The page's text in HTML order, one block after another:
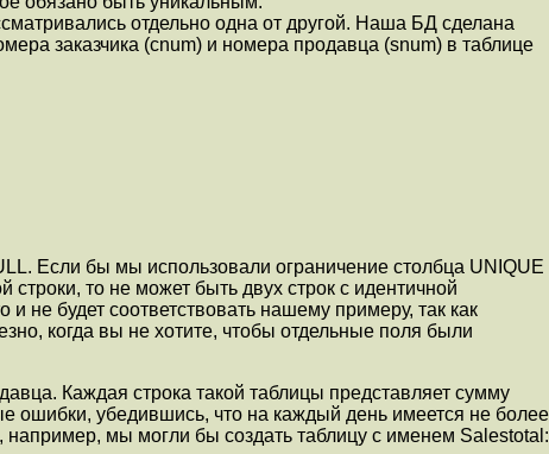
отдельно одна от другой. Наша БД сделана
заказчика (cnum) и номера продавца (snum) в таблице
Если бы мы использовали ограничение столбца UNIQUE
то не может быть двух строк с идентичной
не будет соответствовать нашему примеру, так как
когда вы не хотите, чтобы отдельные поля были
Каждая строка такой таблицы представляет сумму
ошибки, убедившись, что на каждый день имеется не более
например, мы могли бы создать таблицу с именем Salestotal: